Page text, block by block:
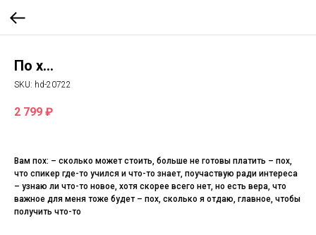
По х...
SKU: hd-20722
2 799 ₽
Вам пох: – сколько может стоить, больше не готовы платить – пох,
что спикер где-то учился и что-то знает, поучаствую ради интереса
– узнаю ли что-то новое, хотя скорее всего нет, но есть вера, что
важное для меня тоже будет – пох, сколько я отдаю, главное, чтобы
получить что-то